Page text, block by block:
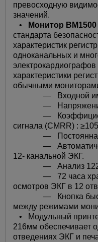
превосходную
значений.
•
Монитор BM1500
стандарта
характеристик
одноканальных и
характеристики
обычными
— Входной
— Напряжение
— Коэффициент
сигнала (CMRR) :
— Постоянная
—
12- канальной ЭКГ.
— Анализ 122
— 72 часа
осмотров ЭКГ в 12
— Кнопка
между режимами
• Модульный
216мм обеспечивает
отведениях ЭКГ и